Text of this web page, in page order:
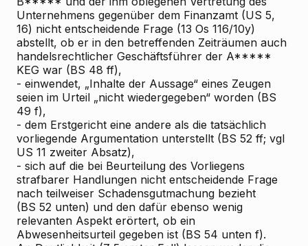
Unternehmens gegenüber dem Finanzamt (US 5,
16) nicht entscheidende Frage (13 Os 116/10y)
abstellt, ob er in den betreffenden Zeiträumen auch
handelsrechtlicher Geschäftsführer der A*****
KEG war (BS 48 ff),
- einwendet, „Inhalte der Aussage“ eines Zeugen
seien im Urteil „nicht wiedergegeben“ worden (BS
49 f),
- dem Erstgericht eine andere als die tatsächlich
vorliegende Argumentation unterstellt (BS 52 ff; vgl
US 11 zweiter Absatz),
- sich auf die bei Beurteilung des Vorliegens
strafbarer Handlungen nicht entscheidende Frage
nach teilweiser Schadensgutmachung bezieht
(BS 52 unten) und den dafür ebenso wenig
relevanten Aspekt erörtert, ob ein
Abwesenheitsurteil gegeben ist (BS 54 unten f).